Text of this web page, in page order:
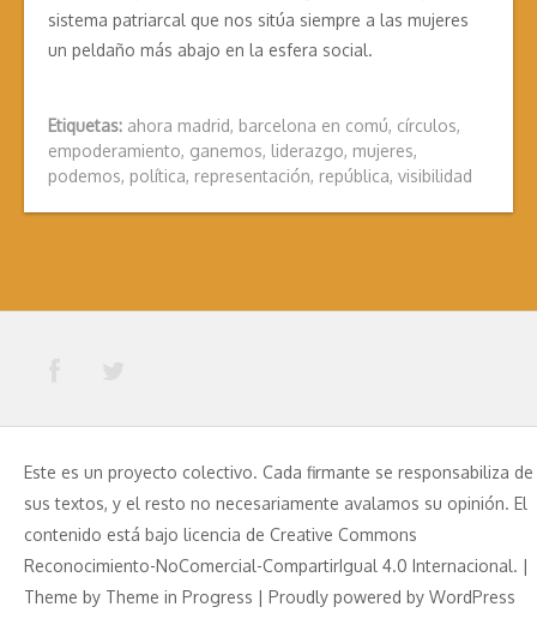
sistema patriarcal que nos sitúa siempre a las mujeres
un peldaño más abajo en la esfera social.
Etiquetas: ahora madrid, barcelona en comú, círculos,
empoderamiento, ganemos, liderazgo, mujeres,
podemos, política, representación, república, visibilidad
Este es un proyecto colectivo. Cada firmante se responsabiliza de
sus textos, y el resto no necesariamente avalamos su opinión. El
contenido está bajo licencia de Creative Commons
Reconocimiento-NoComercial-CompartirIgual 4.0 Internacional. |
Theme by Theme in Progress | Proudly powered by WordPress